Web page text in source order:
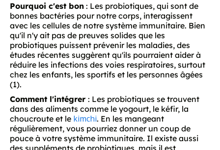
Pourquoi c'est bon : Les probiotiques, qui sont de
bonnes bactéries pour notre corps, interagissent
avec les cellules de notre système immunitaire. Bien
qu'il n'y ait pas de preuves solides que les
probiotiques puissent prévenir les maladies, des
études récentes suggèrent qu'ils pourraient aider à
réduire les infections des voies respiratoires, surtout
chez les enfants, les sportifs et les personnes âgées
(1).
Comment l'intégrer : Les probiotiques se trouvent
dans des aliments comme le yogourt, le kéfir, la
choucroute et le kimchi. En les mangeant
régulièrement, vous pourriez donner un coup de
pouce à votre système immunitaire. Il existe aussi
des suppléments de probiotiques, mais il est